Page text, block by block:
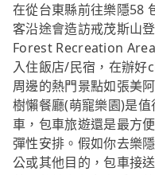
在從台東縣前往樂隱58
客沿途會造訪戒茂斯山
Forest Recreation
入住飯店/民宿，在辦好
周邊的熱門景點如張美
樹懶餐廳(萌寵樂園)是
車，包車旅遊還是最方
彈性安排。假如你去樂
公或其他目的，包車接